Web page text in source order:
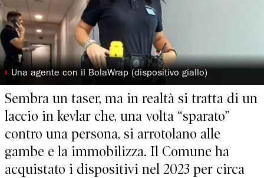
◗ Una agente con il BolaWrap (dispositivo giallo)
Sembra un taser, ma in realtà si tratta di un
laccio in kevlar che, una volta “sparato”
contro una persona, si arrotolano alle
gambe e la immobilizza. Il Comune ha
acquistato i dispositivi nel 2023 per circa